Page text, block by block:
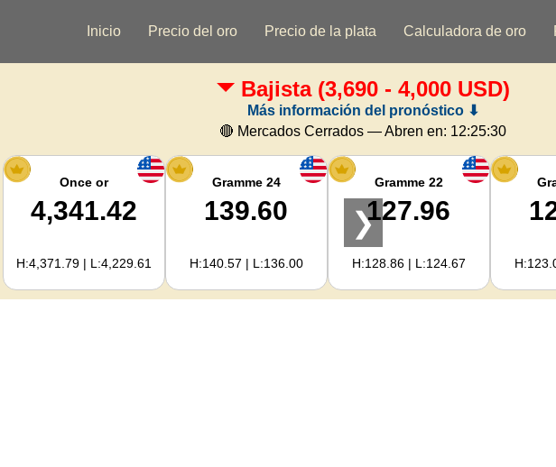
Inicio Precio del oro Precio de la plata Calculadora de oro
Bajista(3,690 - 4,000 USD)
Más información del pronóstico ⬇
🔴 Mercados Cerrados — Abren en: 12:25:29
Once or
4,341.42
H:4,371.79 | L:4,229.61
Gramme 24
139.60
H:140.57 | L:136.00
Gramme 22
127.96
H:128.86 | L:124.67
❯